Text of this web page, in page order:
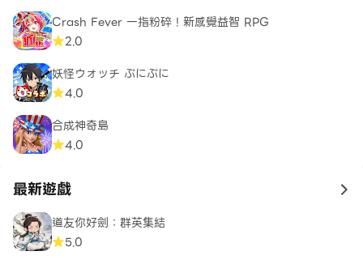
Crash Fever 一指粉碎！新感覺益智 RPG
2.0
妖怪ウォッチ ぷにぷに
4.0
合成神奇島
4.0
最新遊戲 to
道友你好劍：群英集結
5.0